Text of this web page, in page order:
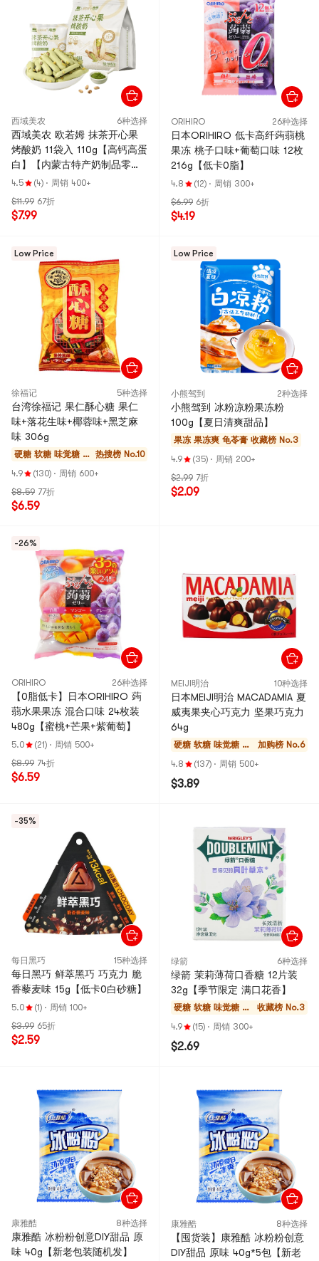
西域美农 6种选择
西域美农 欧若姆 抹茶开心果
烤酸奶 11袋入 110g【高钙高蛋
白】【内蒙古特产奶制品零
食】
4.5 (4) · 周销 400+
$11.99 67折
$7.99
ORIHIRO 26种选择
日本ORIHIRO 低卡高纤蒟蒻桃
果冻 桃子口味+葡萄口味 12枚
216g【低卡0脂】
4.8 (12) · 周销 300+
$6.99 6折
$4.19
Low Price
徐福记 5种选择
台湾徐福记 果仁酥心糖 果仁
味+落花生味+椰蓉味+黑芝麻
味 306g
硬糖 软糖 味觉糖 巧
克力
热搜榜 No.10
4.9
(130) · 周销 600+
$8.59 77折
$6.59
Low Price
小熊驾到 2种选择
小熊驾到 冰粉凉粉果冻粉
100g【夏日清爽甜品】
果冻 果冻爽 龟苓膏 收藏榜 No.3
4.9
(35) · 周销 200+
$2.99 7折
$2.09
-26%
ORIHIRO 26种选择
【0脂低卡】日本ORIHIRO 蒟
蒻水果果冻 混合口味 24枚装
480g【蜜桃+芒果+紫葡萄】
5.0 (21) · 周销 500+
$8.99 74折
$6.59
MEIJI明治 10种选择
日本MEIJI明治 MACADAMIA 夏
威夷果夹心巧克力 坚果巧克力
64g
硬糖 软糖 味觉糖 巧
克力
加购榜 No.6
4.8
(137) · 周销 500+
$3.89
-35%
每日黑巧 15种选择
每日黑巧 鲜萃黑巧 巧克力 脆
香藜麦味 15g【低卡0白砂糖】
5.0 (1) · 周销 100+
$3.99 65折
$2.59
绿箭 6种选择
绿箭 茉莉薄荷口香糖 12片装
32g【季节限定 满口花香】
硬糖 软糖 味觉糖 巧
克力
收藏榜 No.3
4.9
(15) · 周销 300+
$2.69
康雅酷 8种选择
康雅酷 冰粉粉创意DIY甜品 原
味 40g【新老包装随机发】
康雅酷 8种选择
【囤货装】康雅酷 冰粉粉创意
DIY甜品 原味 40g*5包【新老